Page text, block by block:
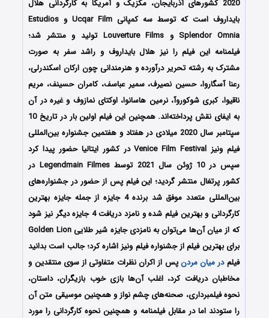
2020 کشورهای آذربایجان، مکزیک و آمریکا به کارگردانی هلال
بایداروف است که توسط سه کمپانی Ucqar Film و Estudios
Splendor Omnia و Louverture Films تولید و منتشر شد؛
فیلمنامه این فیلم را نیز هلال بایداروف و راشد سفر به صورت
مشترک به رشته تحریر درآورده و هنرمندانی چون ارکان اسکندرلی،
رعنا آسگاروا، حسین نصیرف، سمیر عباسف، کامران حسینف، مریم
ناقیوا، کبری شوکوروآ، نرمین هاسانوا، اوکتای نمازوف و غیره در آن
به ایفای نقش پرداخته‌اند. همچنین این فیلم اولین بار در تاریخ 10
سپتامبر سال 2020 میلادی در هفتاد و هفتمین جشنواره بین‌المللی
فیلم ونیز Venice Film Festival در کشور ایتالیا حضور پیدا کرد
سپس در 10 ژوئن سال 2021 توسط Legendmain Filmes در
کشور پرتغال منتشر گردید؛ این فیلم پس از حضور در جشنواره‌‌‌های
بین‌المللی متعدد موفق شد برنده 4 جایزه از جمله جایزه بهترین
کارگردانی و بهترین فیلم شده و نامزد دریافت 4 جایزه دیگر نیز شود
که از میان آن‌ها می‌توان به نامزدی جایزه شیر طلایی Golden Lion
برای بهترین فیلم از جشنواره فیلم ونیز اشاره کرد؛ جالب است بدانید
فیلمدر میان مردنپس از اکران نظرات متفاوتی از سوی منتقدین و
مخاطبان دریافت کرد، اغلب آن‌ها بازی خوب بازیگران، داستان،
نحوه فیلمبرداری، صحنه‌های چشم نواز و همچنین موسیقی متن آن
را ستودند اما در مقابل فیلمنامه و همچنین نحوه کارگردانی را مورد